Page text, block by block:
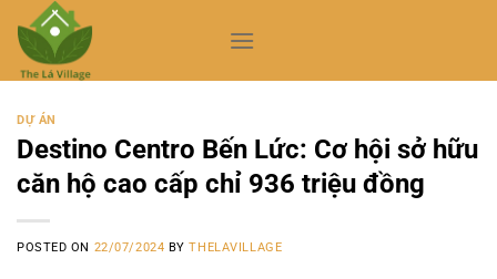
content
DỰ ÁN
Destino Centro Bến Lức: Cơ hội sở hữu
căn hộ cao cấp chỉ 936 triệu đồng
POSTED ON 22/07/2024 BYTHELAVILLAGE